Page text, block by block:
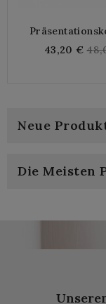
41 X 22
43,20 €
Neue
Die Meisten